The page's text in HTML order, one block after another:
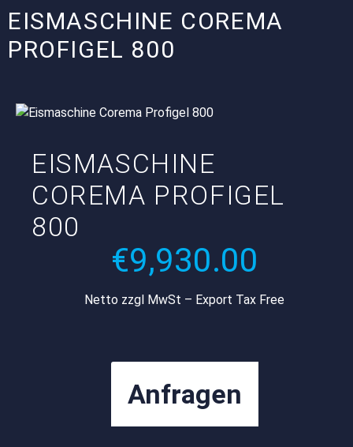
EISMASCHINE COREMA
PROFIGEL 800
EISMASCHINE
COREMA PROFIGEL
800
€9,930.00
Netto zzgl MwSt – Export Tax Free
Anfragen